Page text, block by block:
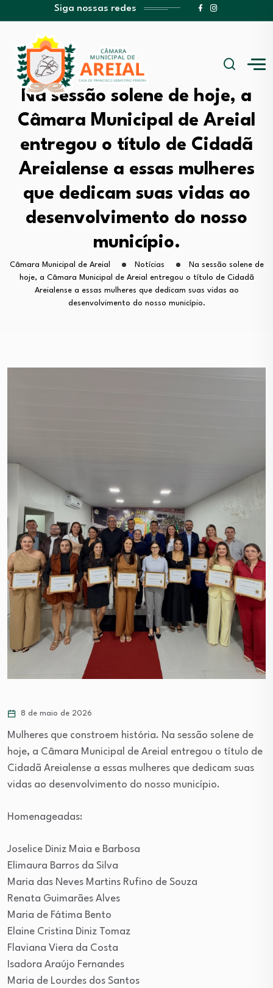
Siga nossas redes
Na sessão solene de hoje, a
Câmara Municipal de Areial
entregou o título de Cidadã
Areialense a essas mulheres
que dedicam suas vidas ao
desenvolvimento do nosso
município.
Câmara Municipal de Areial Notícias
Na sessão solene de
hoje, a Câmara Municipal de Areial entregou o título de Cidadã
Areialense a essas mulheres que dedicam suas vidas ao
desenvolvimento do nosso município.
8 de maio de 2026
Mulheres que constroem história. Na sessão solene de
hoje, a Câmara Municipal de Areial entregou o título de
Cidadã Areialense a essas mulheres que dedicam suas
vidas ao desenvolvimento do nosso município.
Homenageadas:
Joselice Diniz Maia e Barbosa
Elimaura Barros da Silva
Maria das Neves Martins Rufino de Souza
Renata Guimarães Alves
Maria de Fátima Bento
Elaine Cristina Diniz Tomaz
Flaviana Viera da Costa
Isadora Araújo Fernandes
Maria de Lourdes dos Santos